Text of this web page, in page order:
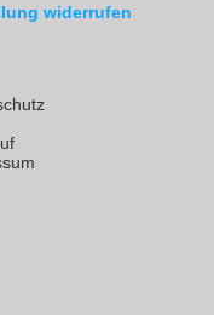
widerrufen